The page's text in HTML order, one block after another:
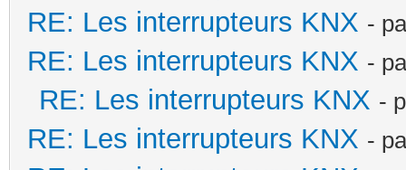
RE: Les interrupteurs KNX -
RE: Les interrupteurs KNX -
RE: Les interrupteurs KNX -
RE: Les interrupteurs KNX -